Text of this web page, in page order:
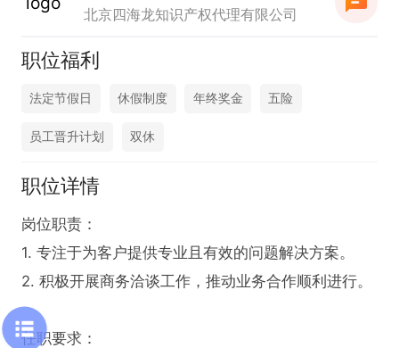
北京四海龙知识产权代理有限公司
职位福利
法定节假日 休假制度 年终奖金 五险
员工晋升计划 双休
职位详情
岗位职责：
1. 专注于为客户提供专业且有效的问题解决方案。
2. 积极开展商务洽谈工作，推动业务合作顺利进行。
任职要求：